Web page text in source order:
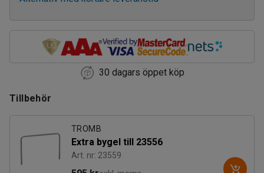
30 dagars öppet köp
Tillbehör
TROMB
Extra bygel till 23556
Art. nr: 23559